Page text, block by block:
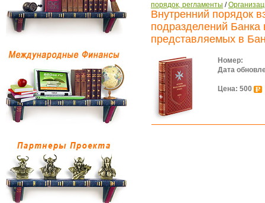
порядок, регламенты /
Внутренний порядок
подразделений Банка
представляемых в
Номер:
Дата
Цена: 500